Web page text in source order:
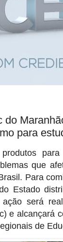
do
para
que
Para
Estado
será
e alcançará
de